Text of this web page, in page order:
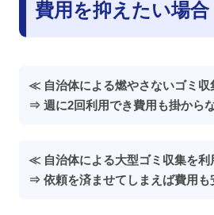
費用を抑えたい場合
≪ 自治体による燃やさないゴミ
⇒ 週に2回利用でき費用も掛から
≪ 自治体による大型ゴミ収集を
⇒ 依頼を済ませてしまえば費用も